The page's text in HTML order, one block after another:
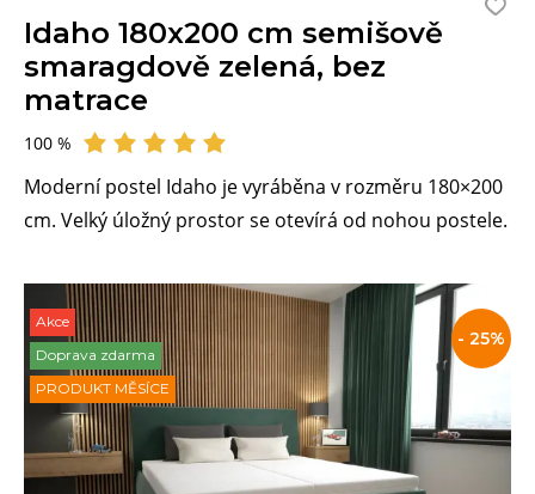
Idaho 180x200 cm semišově
smaragdově zelená, bez
matrace
Hodnocení
100 %
Moderní postel Idaho je vyráběna v rozměru 180×200
cm. Velký úložný prostor se otevírá od nohou postele.
Akce
Doprava zdarma
PRODUKT MĚSÍCE
Slevy
- 25%